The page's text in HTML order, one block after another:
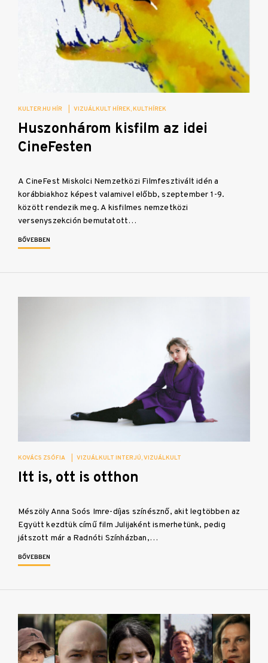
KULTER.HU HÍR VIZUÁLKULT HÍREK KULTHÍREK
Huszonhárom kisfilm az idei
CineFesten
A CineFest Miskolci Nemzetközi Filmfesztivált idén a
korábbiakhoz képest valamivel előbb, szeptember 1-9.
között rendezik meg. A kisfilmes nemzetközi
versenyszekción bemutatott…
BŐVEBBEN
KOVÁCS ZSÓFIA VIZUÁLKULT INTERJÚ VIZUÁLKULT
Itt is, ott is otthon
Mészöly Anna Soós Imre-díjas színésznő, akit legtöbben az
Együtt kezdtük című film Julijaként ismerhetünk, pedig
játszott már a Radnóti Színházban,…
BŐVEBBEN